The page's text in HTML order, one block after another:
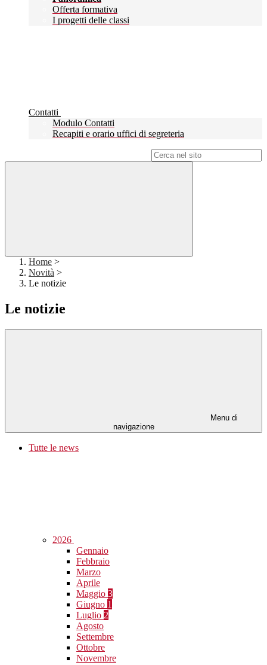
Offerta formativa
I progetti delle classi
Contatti
Modulo Contatti
Recapiti e orario uffici di segreteria
Home >
Novità >
Le notizie
Le notizie
Menu di
navigazione
Tutte le news
2026
Gennaio
Febbraio
Marzo
Aprile
Maggio 3
Giugno 1
Luglio 2
Agosto
Settembre
Ottobre
Novembre